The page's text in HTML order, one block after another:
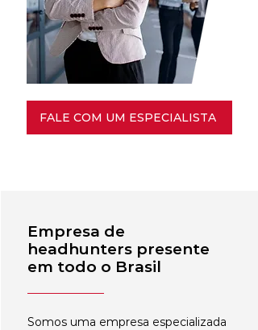
FALE COM UM ESPECIALISTA
Empresa de
headhunters presente
em todo o Brasil
Somos uma empresa especializada